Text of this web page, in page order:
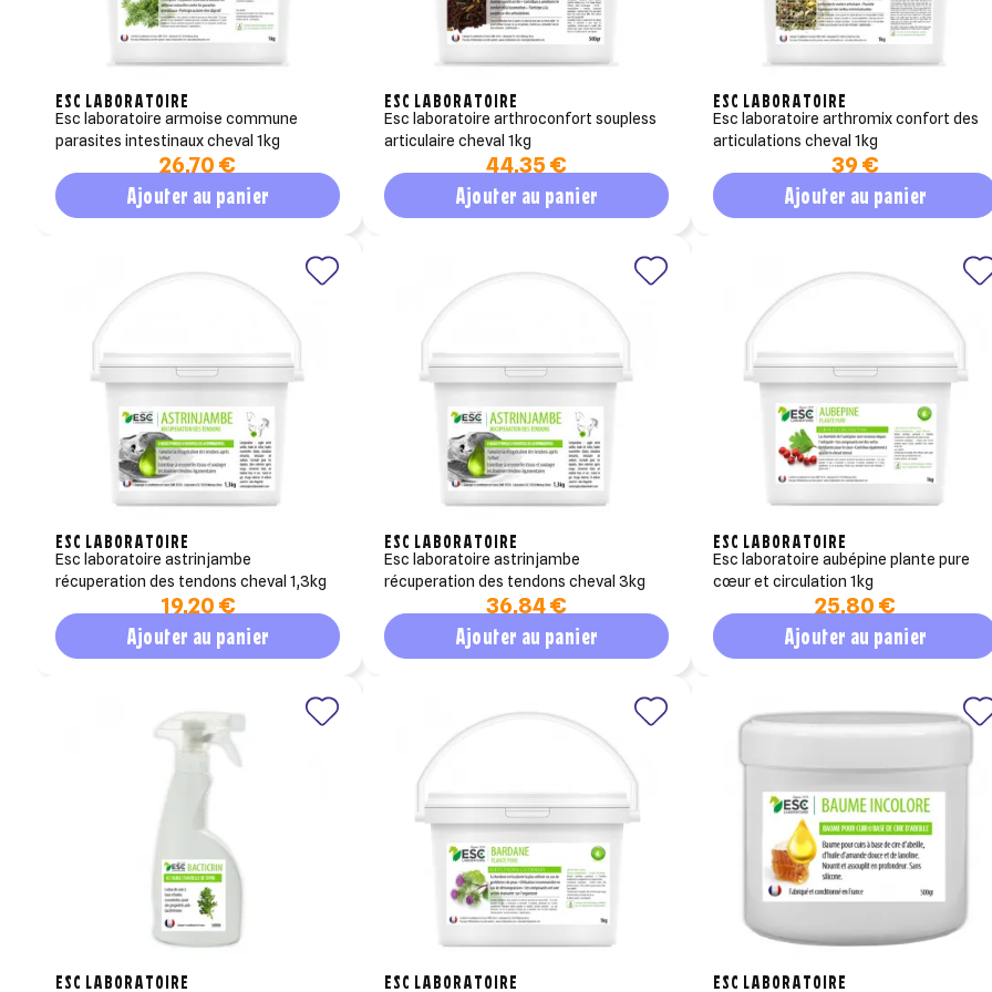
ESC LABORATOIRE
esc laboratoire armoise commune
parasites intestinaux cheval 1kg
26,70 €
Ajouter au panier
ESC LABORATOIRE
esc laboratoire arthroconfort soupless
articulaire cheval 1kg
44,35 €
Ajouter au panier
ESC LABORATOIRE
esc laboratoire arthromix confort des
articulations cheval 1kg
39 €
Ajouter au panier
ESC LABORATOIRE
esc laboratoire astrinjambe
récuperation des tendons cheval 1,3kg
19,20 €
Ajouter au panier
ESC LABORATOIRE
esc laboratoire astrinjambe
récuperation des tendons cheval 3kg
36,84 €
Ajouter au panier
ESC LABORATOIRE
esc laboratoire aubépine plante pure
cœur et circulation 1kg
25,80 €
Ajouter au panier
ESC LABORATOIRE ESC LABORATOIRE ESC LABORATOIRE